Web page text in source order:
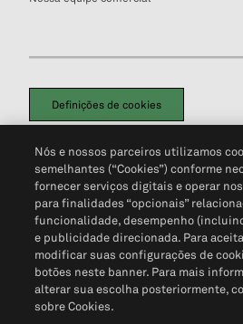
Definições de cookies
Política de PrivacidadePortal de
Não Venda Minhas Informações Pessoais©
Nós e nossos parceiros utilizamos
semelhantes (“Cookies”) conforme
fornecer serviços digitais e operar
para finalidades “opcionais”
funcionalidade, desempenho
e publicidade direcionada. Para
modificar suas configurações de
botões neste banner. Para mais
alterar sua escolha posteriormente,
sobre Cookies.